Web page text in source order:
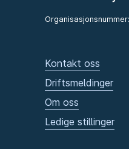
Organisasjonsnummer:
Kontakt oss
Driftsmeldinger
Om oss
Ledige stillinger